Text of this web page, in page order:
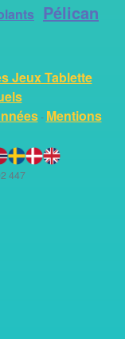
Pélican
Jeux Tablette
- Mentions
447